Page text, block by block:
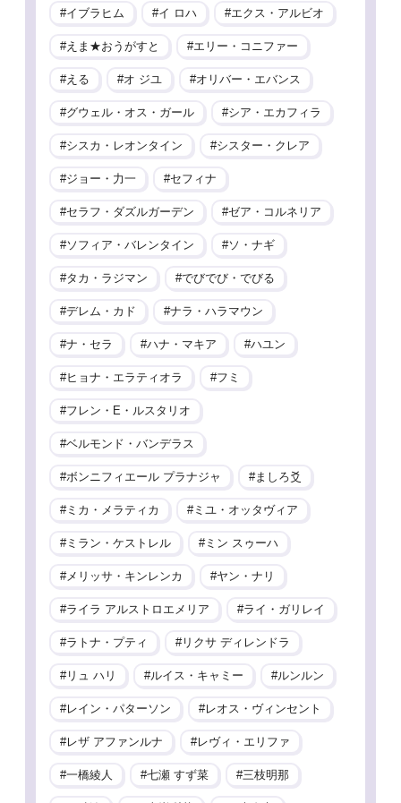
イブラヒム イ ロハ エクス・アルビオ
えま★おうがすと エリー・コニファー
える オ ジユ オリバー・エバンス
グウェル・オス・ガール シア・エカフィラ
シスカ・レオンタイン シスター・クレア
ジョー・力一 セフィナ
セラフ・ダズルガーデン ゼア・コルネリア
ソフィア・バレンタイン ソ・ナギ
タカ・ラジマン でびでび・でびる
デレム・カド ナラ・ハラマウン
ナ・セラ ハナ・マキア ハユン
ヒョナ・エラティオラ フミ
フレン・E・ルスタリオ
ベルモンド・バンデラス
ボンニフィエール プラナジャ ましろ爻
ミカ・メラティカ ミユ・オッタヴィア
ミラン・ケストレル ミン スゥーハ
メリッサ・キンレンカ ヤン・ナリ
ライラ アルストロエメリア ライ・ガリレイ
ラトナ・プティ リクサ ディレンドラ
リュ ハリ ルイス・キャミー ルンルン
レイン・パターソン レオス・ヴィンセント
レザ アファンルナ レヴィ・エリファ
一橋綾人 七瀬 すず菜 三枝明那